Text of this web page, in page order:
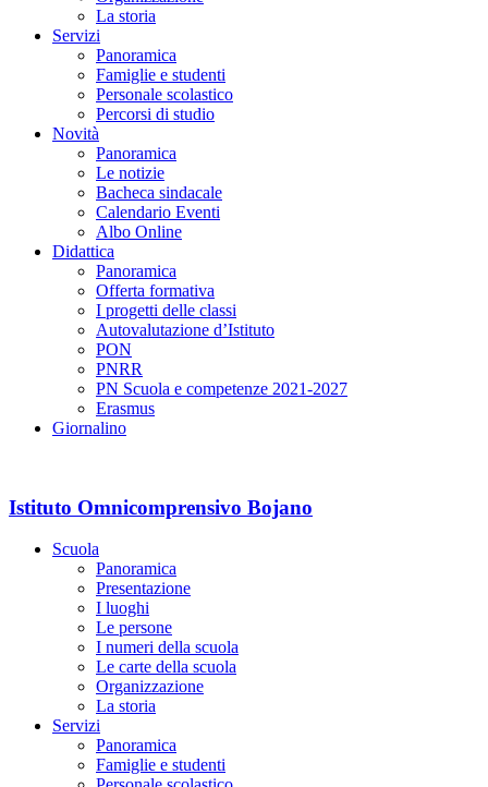
La storia
Servizi
Panoramica
Famiglie e studenti
Personale scolastico
Percorsi di studio
Novità
Panoramica
Le notizie
Bacheca sindacale
Calendario Eventi
Albo Online
Didattica
Panoramica
Offerta formativa
I progetti delle classi
Autovalutazione d’Istituto
PON
PNRR
PN Scuola e competenze 2021-2027
Erasmus
Giornalino
Istituto Omnicomprensivo Bojano
Scuola
Panoramica
Presentazione
I luoghi
Le persone
I numeri della scuola
Le carte della scuola
Organizzazione
La storia
Servizi
Panoramica
Famiglie e studenti